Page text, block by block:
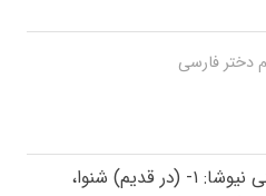
دختر فارسی
نیوشا اسم دخترانه است، معنی نیوشا: ۱- (در قدیم) شنوا،